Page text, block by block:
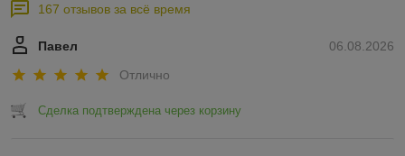
167 отзывов за всё время
06.08.2026
Павел
Отлично
Сделка подтверждена через корзину